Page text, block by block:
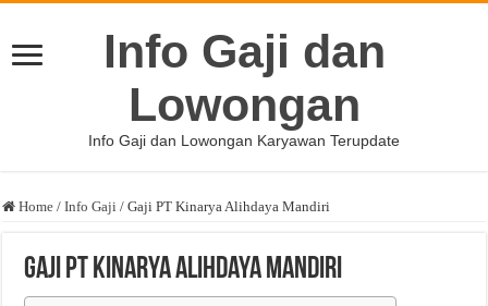
Info Gaji dan
Lowongan
Info Gaji dan Lowongan Karyawan Terupdate
Home / Info Gaji / Gaji PT Kinarya Alihdaya Mandiri
Gaji PT Kinarya Alihdaya Mandiri